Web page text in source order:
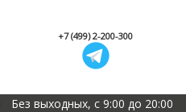
+7 (499) 2-200-300
Без выходных, с 9:00 до 20:00